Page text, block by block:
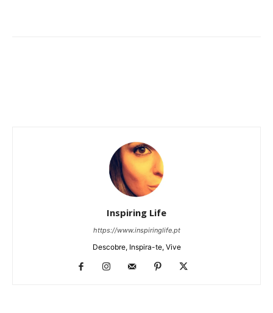
Inspiring Life
https://www.inspiringlife.pt
Descobre, Inspira-te, Vive